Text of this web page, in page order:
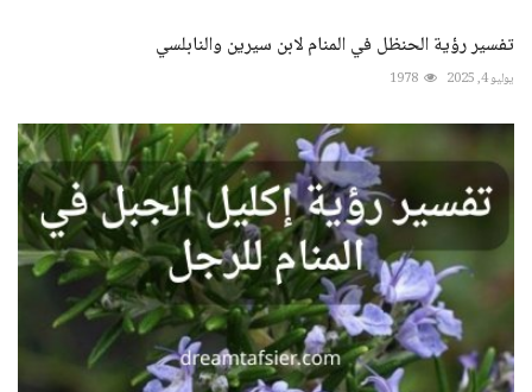
تفسير رؤية الحنظل في المنام لابن سيرين والنابلسي
يوليو 4, 2025 1978